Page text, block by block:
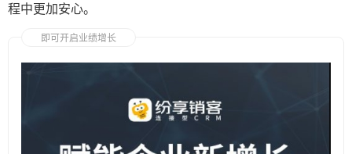
程中更加安心。
即可开启业绩增长